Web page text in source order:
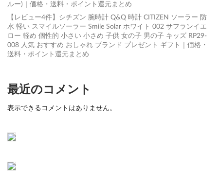
ルー)｜価格・送料・ポイント還元まとめ
【レビュー4件】シチズン 腕時計 Q&Q 時計 CITIZEN ソーラー 防
水 軽い スマイルソーラー Smile Solar ホワイト 002 サフランイエ
ロー 軽め 個性的 小さい 小さめ 子供 女の子 男の子 キッズ RP29-
008 人気 おすすめ おしゃれ ブランド プレゼント ギフト｜価格・
送料・ポイント還元まとめ
最近のコメント
表示できるコメントはありません。